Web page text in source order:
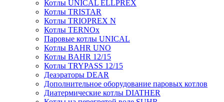
Котлы UNICAL ELLPREX
Котлы TRISTAR
Котлы TRIOPREX N
Котлы TERNOx
Паровые котлы UNICAL
Котлы BAHR UNO
Котлы BAHR 12/15
Котлы TRYPASS 12/15
Деаэраторы DEAR
Дополнительное оборудование паровых котлов
Диатермические котлы DIATHER